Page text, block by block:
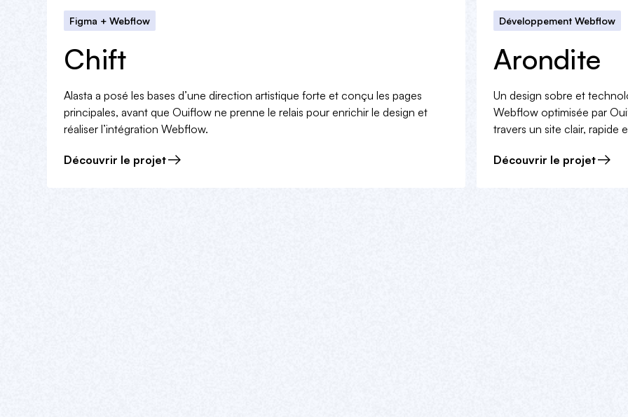
Figma + Webflow
Chift
Alasta a posé les bases d’une direction artistique forte et conçu les pages
principales, avant que Ouiflow ne prenne le relais pour enrichir le design et
réaliser l’intégration Webflow.
Découvrir le projet
Développement Webflow
Arondite
Un design sobre et
Webflow optimisée par
travers un site clair, rapide
Découvrir le projet